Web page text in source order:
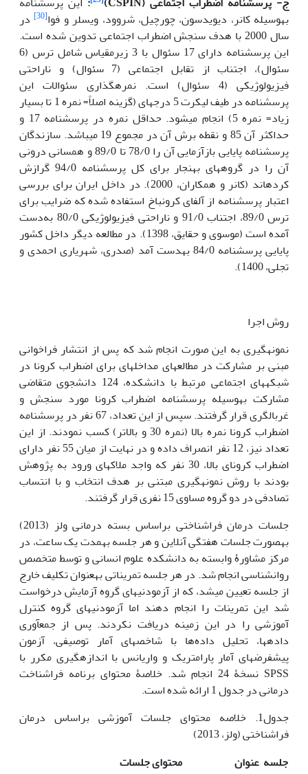
به‏وسیله کانر، دیویدسون، چورچیل، شروود، ویسلر و فوا[30]
در
سال 2000 با هدف سنجش اضطراب اجتماعی تدوین شده است.
این پرسشنامه دارای 17 سئوال با 3 زیرمقیاس شامل ترس (6
سئوال)، اجتناب از تقابل اجتماعی (7 سئوال) و ناراحتی
فیزیولوژیکی (4 سئوال) است. نمره‏گذاری سئوالات این
پرسشنامه در طیف لیکرت 5 درجه­ای (گزینه اصلاً= نمره 1 تا بسیار
زیاد= نمره 5) انجام می‏شود. حداقل نمره در پرسشنامه 17 و
حداکثر آن 85 و نقطه برش آن در مجموع 19 می‏باشد. سازندگان
پرسشنامه پایایی بازآزمایی آن را 78/0 تا 89/0 و همسانی درونی
آن را در گروه‏های بهنجار برای کل پرسشنامه 94/0 گرازش
کرده‏اند (کانر و همکاران، 2000). در داخل ایران برای بررسی
اعتبار پرسشنامه از آلفای کرونباخ استفاده شده که ضرایب برای
ترس 89/0، اجتناب 91/0 و ناراحتی فیزیولوژیکی 80/0 به‌دست
آمده است (موسوی و حقایق، 1398). در مطالعه دیگر داخل کشور
پایایی پرسشنامه 84/0 به‏دست آمد (صدری، شهریاری احمدی و
تجلی، 1400).
روش اجرا
نمونه‏گیری به این صورت انجام شد که پس از انتشار فراخوانی
مبنی بر مشارکت در مطالعه‏ای مداخله‏ای برای اضطراب کرونا در
شبکه‏های اجتماعی مرتبط با دانشکده، 124 دانشجوی متقاضی
مشارکت به‏وسیله پرسشنامه اضطراب کرونا مورد سنجش و
غربال‏گری قرار گرفتند. سپس از این تعداد، 67 نفر در پرسشنامه
اضطراب کرونا نمره بالا (نمره 30 و بالاتر) کسب نمودند. از این
تعداد نیز، 12 نفر انصراف داده و در نهایت از میان 55 نفر دارای
اضطراب کرونای بالا، 30 نفر که واجد ملاک‏های ورود به پژوهش
بودند با روش نمونه‏گیری مبتنی بر هدف انتخاب و با انتساب
تصادفی در دو گروه مساوی 15 نفری قرار گرفتند.
جلسات درمان فراشناختی براساس بسته درمانی ولز (2013)
به‏صورت جلسات هفتگیِ آنلاین و هر جلسه به‏مدت یک ساعت، در
مرکز مشاورۀ وابسته به دانشکده علوم انسانی و توسط متخصص
روان‏شناسی انجام شد. در هر جلسه تمریناتی به‏عنوان تکلیف خارج
از جلسه تعیین می‏شد، که از آزمودنی‏های گروه آزمایش درخواست
شد این تمرینات را انجام دهند اما آزمودنی‏های گروه کنترل
آموزشی را در این زمینه دریافت نکردند. پس از جمع‏آوری
داده‏ها، تحلیل داده‌‏ها با شاخص‏های آمار توصیفی، آزمون
پیش‏فرض‏های آمار پارامتریک و واریانس با اندازه‏گیری مکرر با
SPSS نسخۀ 24 انجام شد. خلاصۀ محتوای برنامه فراشناخت
درمانی در جدول 1 ارائه شده است.
جدول1. خلاصه محتوای جلسات آموزشی براساس درمان
فراشناختی (ولز، 2013)
جلسه عنوان
محتوای جلسات